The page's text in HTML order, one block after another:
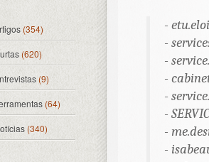
-
-
-
-
-
-
-
-
(354)
(620)
(9)
(64)
(340)